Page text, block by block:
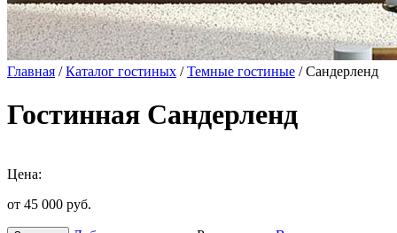
Главная /Каталог гостиных /Темные гостиные / Сандерленд
Гостинная Сандерленд
Цена:
от 45 000 руб.